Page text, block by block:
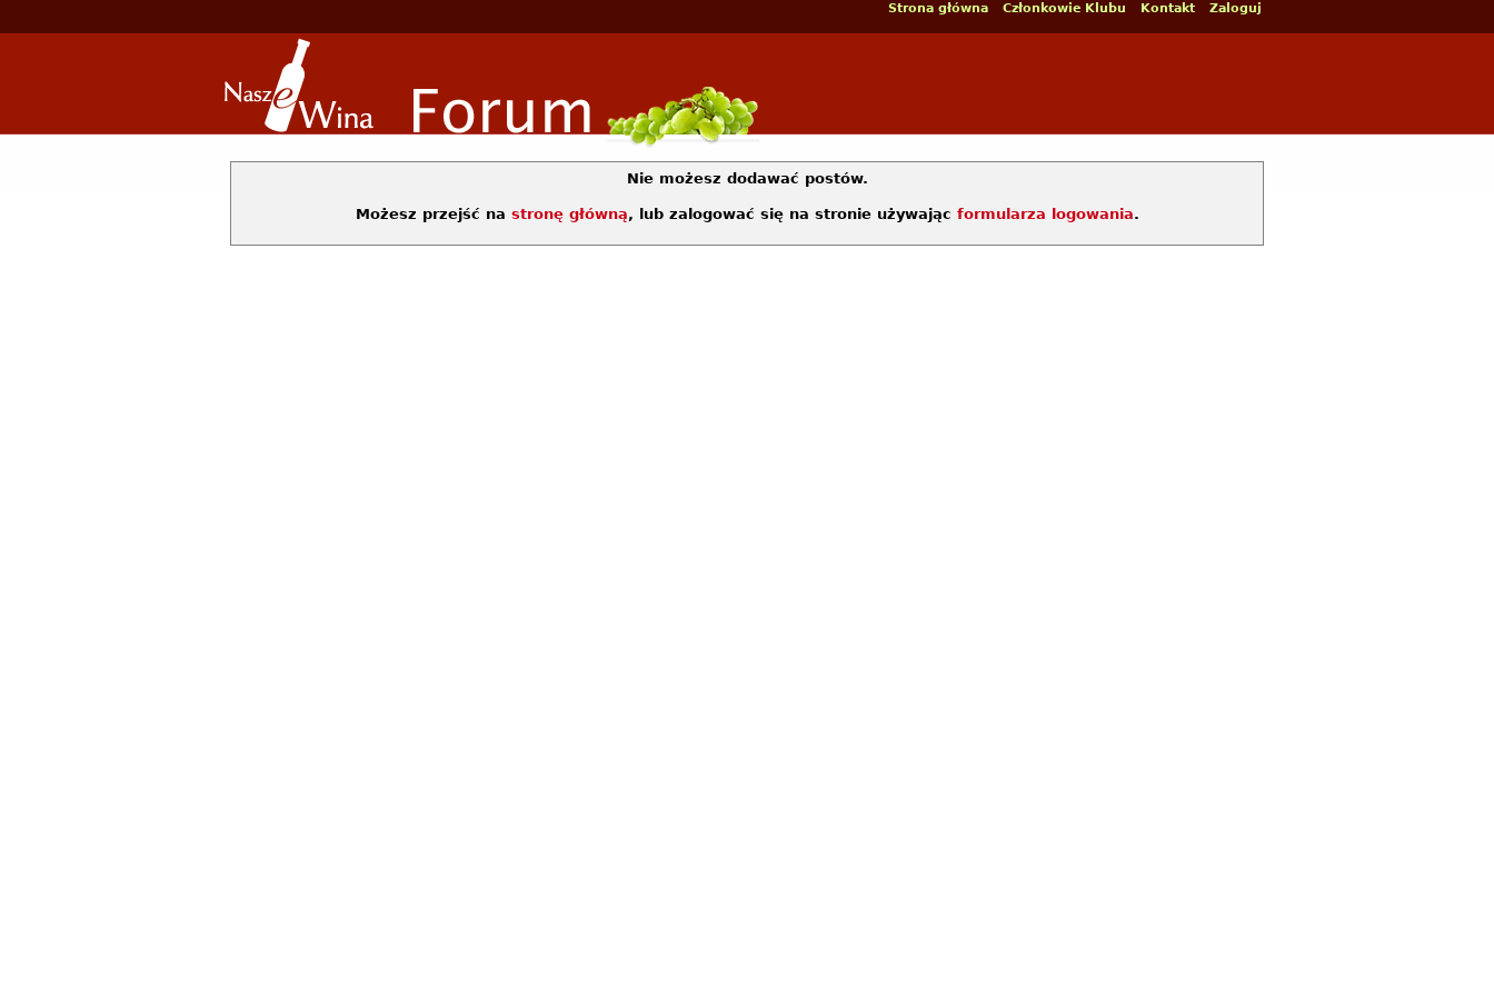
Strona główna Członkowie Klubu Kontakt Zaloguj
Nie możesz dodawać postów.
Możesz przejść na stronę główną, lub zalogować się na stronie używając formularza logowania.